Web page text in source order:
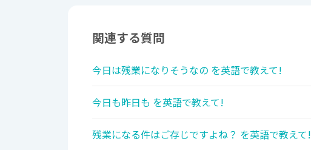
関連する質問
今日は残業になりそうなの を英語で教えて!
今日も昨日も を英語で教えて!
残業になる件はご存じですよね？ を英語で教えて!